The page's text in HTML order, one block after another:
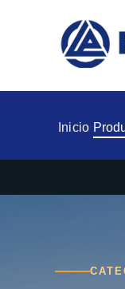
Inicio